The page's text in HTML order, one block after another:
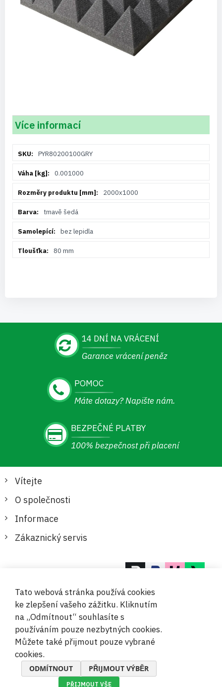
Více informací
informacíPYR80200100GRY
0.001000
2000x1000
tmavě šedá
bez lepidla
80 mm
14 DNÍ NA VRÁCENÍ
Garance vrácení peněz
POMOC
Máte dotazy? Napište nám.
BEZPEČNÉ PLATBY
100% bezpečnost při placení
Vítejte
O společnosti
Informace
Zákaznický servis
© 2019-2026 Megamix s.r.o.
Tato webová stránka používá cookies
ke zlepšení vašeho zážitku. Kliknutím
na „Odmítnout“ souhlasíte s
používáním pouze nezbytných cookies.
Můžete také přijmout pouze vybrané
cookies.
ODMÍTNOUT PŘIJMOUT VÝBĚR
PŘIJMOUT VŠE